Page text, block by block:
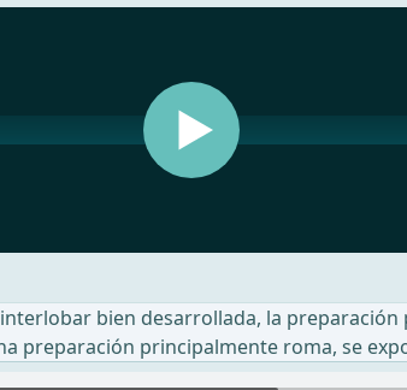
bien desarrollada, la
preparación principalmente roma, se